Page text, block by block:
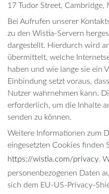
17 Tudor Street, Cambridge,
Bei Aufrufen unserer
zu den Wistia-Servern
dargestellt. Hierdurch wird
übermittelt, welche
haben und wie lange sie ein
Einbindung setzt voraus,
Nutzer wahrnehmen kann.
erforderlich, um die Inhalte
senden zu können.
Weitere Informationen zum
eingesetzten Cookies finden
​https://wistia.com/privacy.
personenbezogenen Daten
sich dem EU-US-Privacy-